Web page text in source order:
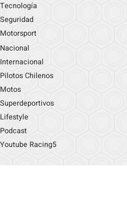
Tecnología
Seguridad
Motorsport
Nacional
Internacional
Pilotos Chilenos
Motos
Superdeportivos
Lifestyle
Podcast
Youtube Racing5